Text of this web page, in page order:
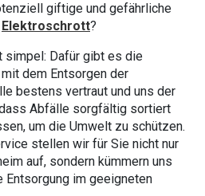
giftige und gefährliche
Elektroschrott?
simpel: Dafür gibt es die
dem Entsorgen der
bestens vertraut und uns der
Abfälle sorgfältig sortiert
um die Umwelt zu schützen.
stellen wir für Sie nicht nur
auf, sondern kümmern uns
Entsorgung im geeigneten